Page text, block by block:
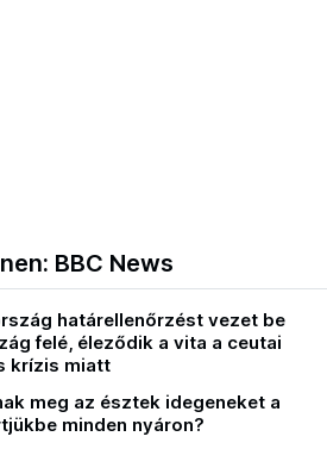
BBC News
határellenőrzést vezet be
felé, éleződik a vita a ceutai
krízis miatt
meg az észtek idegeneket a
minden nyáron?